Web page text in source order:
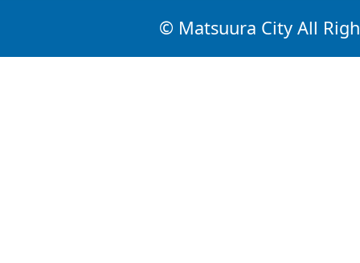
© Matsuura City All